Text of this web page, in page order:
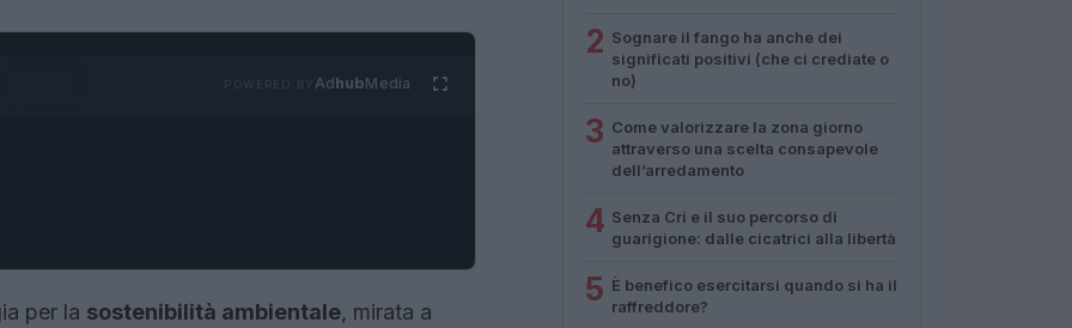
AdhubMedia
per la sostenibilità ambientale, mirata a
2 Sognare il fango ha anche dei
significati positivi (che ci crediate o
no)
3 Come valorizzare la zona giorno
attraverso una scelta consapevole
dell’arredamento
4 Senza Cri e il suo percorso di
guarigione: dalle cicatrici alla libertà
5 È benefico esercitarsi quando si ha il
raffreddore?